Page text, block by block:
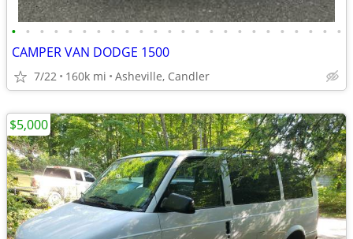
• • • • • • • • • • • • • • • • • • • • • • • •
CAMPER VAN DODGE 1500
7/22 160k mi Asheville, Candler
$5,000